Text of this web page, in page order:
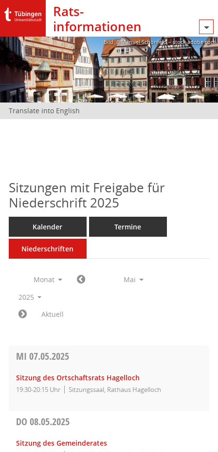
Rats­
informationen
Bild: @Manuel Schönfeld – stock.adobe.com
Translate into English
Sitzungen mit Freigabe für
Niederschrift 2025
Kalender Termine
Niederschriften
Monat
Mai
2025
Aktuell
MI 07.05.2025
Sitzung des Ortschaftsrats Hagelloch
19:30-20:15 Uhr Sitzungssaal, Rathaus Hagelloch
DO 08.05.2025
Sitzung des Gemeinderates